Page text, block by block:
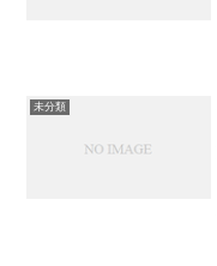
未分類